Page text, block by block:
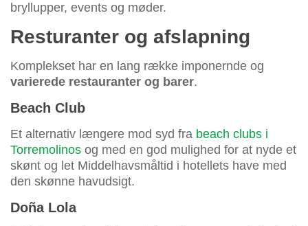
bryllupper, events og møder.
Resturanter og afslapning
Komplekset har en lang række imponernde og
varierede restauranter og barer.
Beach Club
Et alternativ længere mod syd fra beach clubs i
Torremolinos og med en god mulighed for at nyde et
skønt og let Middelhavsmåltid i hotellets have med
den skønne havudsigt.
Doña Lola